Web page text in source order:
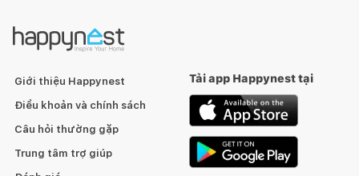
Giới thiệu Happynest
Điều khoản và chính sách
Câu hỏi thường gặp
Trung tâm trợ giúp
Tải app Happynest tại